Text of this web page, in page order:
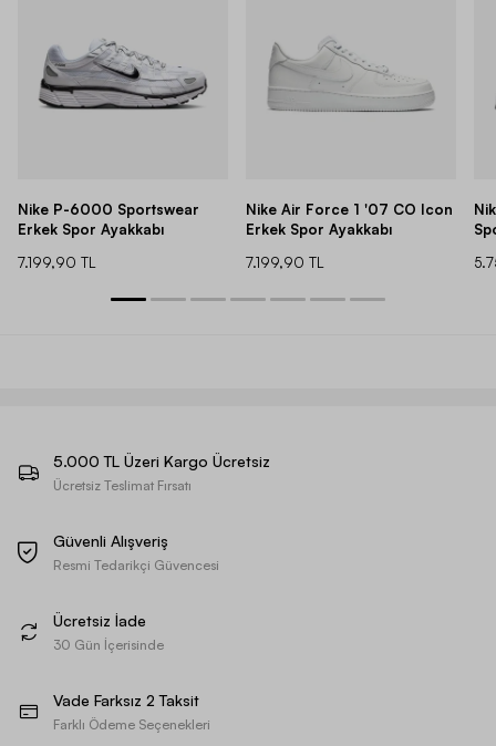
Nike P-6000 Sportswear
Erkek Spor Ayakkabı
7.199,90 TL
Nike Air Force 1 '07 CO Icon
Erkek Spor Ayakkabı
7.199,90 TL
5.000 TL Üzeri Kargo Ücretsiz
Ücretsiz Teslimat Fırsatı
Güvenli Alışveriş
Resmi Tedarikçi Güvencesi
Ücretsiz İade
30 Gün İçerisinde
Vade Farksız 2 Taksit
Farklı Ödeme Seçenekleri